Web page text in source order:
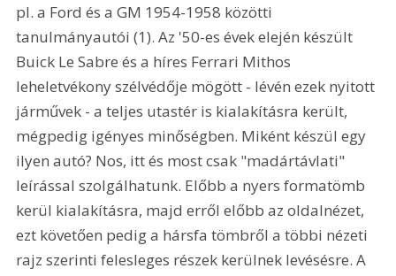
pl. a Ford és a GM 1954-1958 közötti
tanulmányautói (1). Az '50-es évek elején készült
Buick Le Sabre és a híres Ferrari Mithos
leheletvékony szélvédője mögött - lévén ezek nyitott
járművek - a teljes utastér is kialakításra került,
mégpedig igényes minőségben. Miként készül egy
ilyen autó? Nos, itt és most csak "madártávlati"
leírással szolgálhatunk. Előbb a nyers formatömb
kerül kialakításra, majd erről előbb az oldalnézet,
ezt követően pedig a hársfa tömbről a többi nézeti
rajz szerinti felesleges részek kerülnek levésésre. A